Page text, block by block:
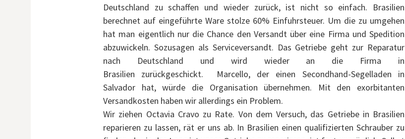
Deutschland zu schaffen und wieder zurück, ist nicht so einfach. Brasilien
berechnet auf eingeführte Ware stolze 60% Einfuhrsteuer. Um die zu umgehen
hat man eigentlich nur die Chance den Versandt über eine Firma und Spedition
abzuwickeln. Sozusagen als Serviceversandt. Das Getriebe geht zur Reparatur
nach Deutschland und wird wieder an die Firma in
Brasilien zurückgeschickt. Marcello, der einen Secondhand-Segelladen in
Salvador hat, würde die Organisation übernehmen. Mit den exorbitanten
Versandkosten haben wir allerdings ein Problem.
Wir ziehen Octavia Cravo zu Rate. Von dem Versuch, das Getriebe in Brasilien
reparieren zu lassen, rät er uns ab. In Brasilien einen qualifizierten Schrauber zu